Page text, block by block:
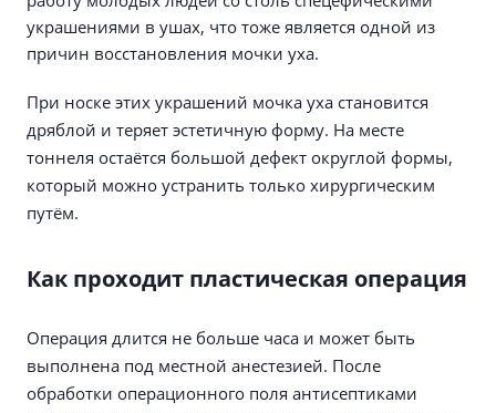
украшениями в ушах, что тоже является одной из
причин восстановления мочки уха.
При носке этих украшений мочка уха становится
дряблой и теряет эстетичную форму. На месте
тоннеля остаётся большой дефект округлой формы,
который можно устранить только хирургическим
путём.
Как проходит пластическая операция
Операция длится не больше часа и может быть
выполнена под местной анестезией. После
обработки операционного поля антисептиками